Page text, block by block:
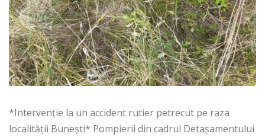
*Intervenție la un accident rutier petrecut pe raza
localității Bunești* Pompierii din cadrul Detașamentului